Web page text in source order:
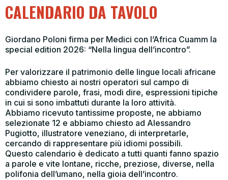
CALENDARIO DA TAVOLO
Giordano Poloni firma per Medici con l’Africa Cuamm la
special edition 2026: “Nella lingua dell’incontro”.
Per valorizzare il patrimonio delle lingue locali africane
abbiamo chiesto ai nostri operatori sul campo di
condividere parole, frasi, modi dire, espressioni tipiche
in cui si sono imbattuti durante la loro attività.
Abbiamo ricevuto tantissime proposte, ne abbiamo
selezionate 12 e abbiamo chiesto ad Alessandro
Pugiotto, illustratore veneziano, di interpretarle,
cercando di rappresentare più idiomi possibili.
Questo calendario è dedicato a tutti quanti fanno spazio
a parole e vite lontane, ricche, preziose, diverse, nella
polifonia dell’umano, nella gioia dell’incontro.